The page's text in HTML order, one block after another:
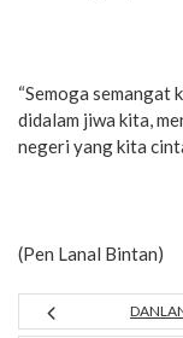
“Semoga semangat
didalam jiwa kita,
negeri yang kita
(Pen Lanal Bintan)